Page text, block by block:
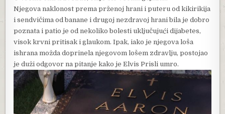
Njegova naklonost prema prženoj hrani i puteru od kikirikija
i sendvičima od banane i drugoj nezdravoj hrani bila je dobro
poznata i patio je od nekoliko bolesti uključujući dijabetes,
visok krvni pritisak i glaukom. Ipak, iako je njegova loša
ishrana možda doprinela njegovom lošem zdravlju, postojao
je duži odgovor na pitanje kako je Elvis Prisli umro.